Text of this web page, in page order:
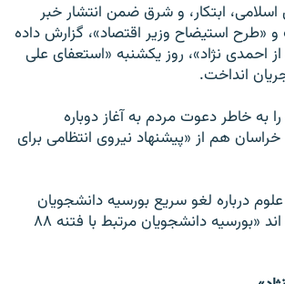
ابتکار، و شرق ضمن انتشار خبر
استيضاح وزير اقتصاد»، گزارش داده
نژاد»، روز يکشنبه «استعفای علی
انداخت.
به خاطر دعوت مردم به آغاز دوباره
خراسان هم از «پيشنهاد نيروی انتظامی برای
درباره لغو سريع بورسيه دانشجويان
ايرانی منتقد را مورد توجه قرار داده، و از قول وی نوشته اند «بورسيه دانشجويان مرتبط با فتنه ۸۸